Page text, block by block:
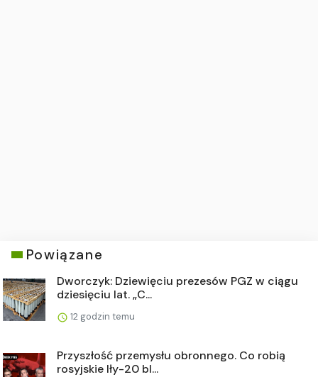
Powiązane
Dworczyk: Dziewięciu prezesów PGZ w ciągu
dziesięciu lat. „C...
12 godzin temu
Przyszłość przemysłu obronnego. Co robią
rosyjskie Iły-20 bl...